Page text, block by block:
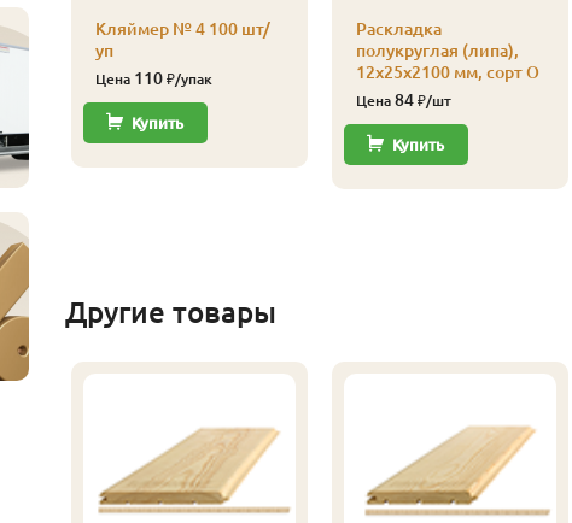
Кляймер № 4 100 шт/
уп
Цена 110₽/упак
Купить
Раскладка
полукруглая (липа),
12х25х2100 мм, сорт О
Цена 84₽/шт
Купить
Другие товары